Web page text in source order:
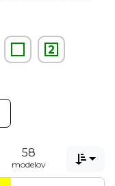
2
58
modelov 